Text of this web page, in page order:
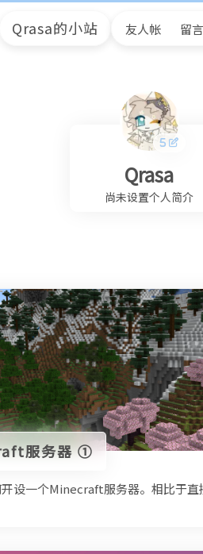
Qrasa的小站 友人帐 留
Qrasa
尚未设置个人简介
服务器 ①
设一个Minecraft服务器。相比于